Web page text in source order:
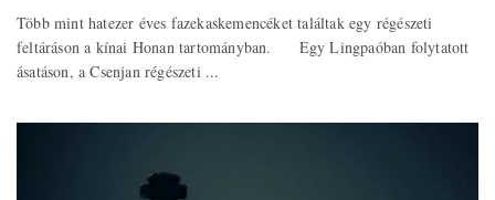
Több mint hatezer éves fazekaskemencéket találtak egy régészeti
feltáráson a kínai Honan tartományban. Egy Lingpaóban folytatott
ásatáson, a Csenjan régészeti ...